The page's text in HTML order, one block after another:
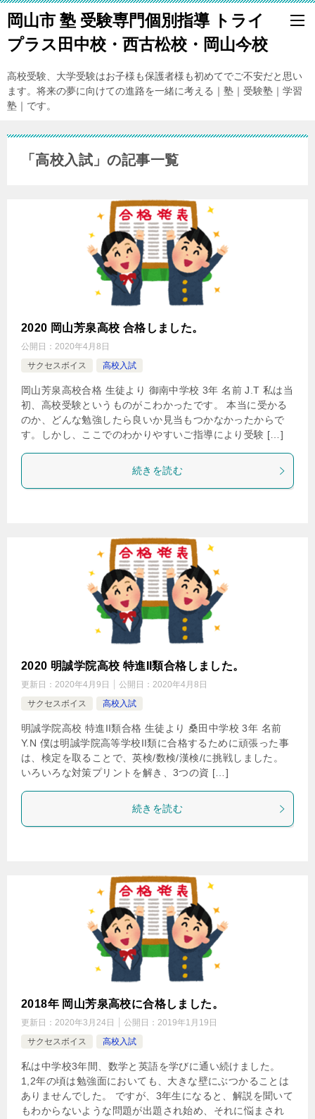
岡山市 塾 受験専門個別指導 トライ
プラス田中校・西古松校・岡山今校
高校受験、大学受験はお子様も保護者様も初めてでご不安だと思い
ます。将来の夢に向けての進路を一緒に考える｜塾｜受験塾｜学習
塾｜です。
「高校入試」の記事一覧
2020 岡山芳泉高校 合格しました。
公開日： 2020年4月8日
サクセスボイス
高校入試
岡山芳泉高校合格 生徒より 御南中学校 3年 名前 J.T 私は当
初、高校受験というものがこわかったです。 本当に受かる
のか、どんな勉強したら良いか見当もつかなかったからで
す。しかし、ここでのわかりやすいご指導により受験 […]
続きを読む
2020 明誠学院高校 特進II類合格しました。
更新日： 2020年4月9日 公開日： 2020年4月8日
サクセスボイス
高校入試
明誠学院高校 特進II類合格 生徒より 桑田中学校 3年 名前
Y.N 僕は明誠学院高等学校II類に合格するために頑張った事
は、検定を取ることで、英検/数検/漢検/に挑戦しました。
いろいろな対策プリントを解き、3つの資 […]
続きを読む
2018年 岡山芳泉高校に合格しました。
更新日： 2020年3月24日 公開日： 2019年1月19日
サクセスボイス
高校入試
私は中学校3年間、数学と英語を学びに通い続けました。
1,2年の頃は勉強面においても、大きな壁にぶつかることは
ありませんでした。 ですが、3年生になると、解説を聞いて
もわからないような問題が出題され始め、それに悩まされ